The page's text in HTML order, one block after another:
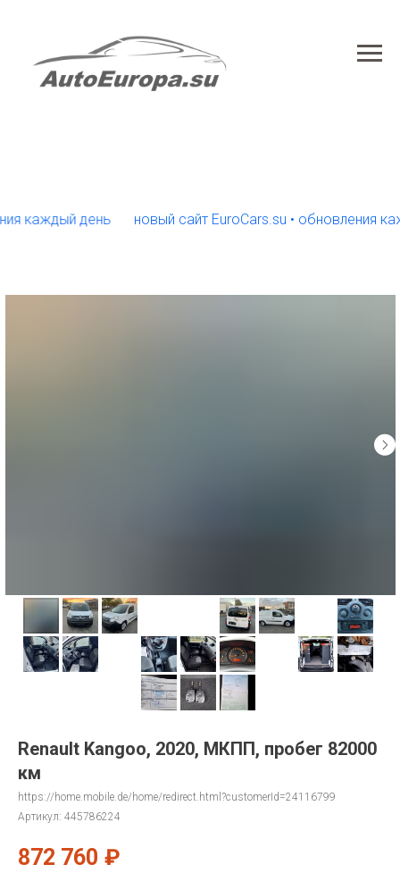
день новый сайт EuroCars.su • обновления каждый
Renault Kangoo, 2020, МКПП, пробег 82000
км
https://home.mobile.de/home/redirect.html?customerId=24116799
Артикул: 445786224
872 760 ₽